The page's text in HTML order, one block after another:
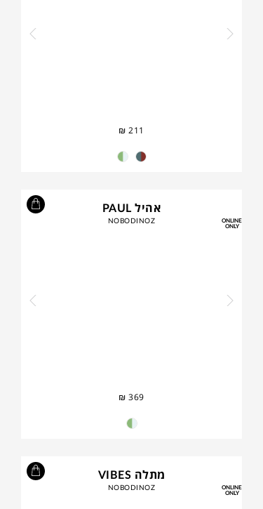
₪ 211
ONLINE
ONLY
אהיל PAUL
NOBODINOZ
₪ 369
ONLINE
ONLY
מתלה VIBES
NOBODINOZ